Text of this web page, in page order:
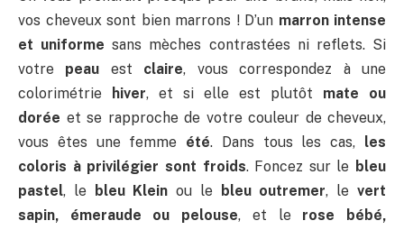
vos cheveux sont bien marrons ! D’un marron intense
et uniforme sans mèches contrastées ni reflets. Si
votre peau est claire, vous correspondez à une
colorimétrie
hiver, et si elle est plutôt mate ou
dorée et se rapproche de votre couleur de cheveux,
vous êtes une femme été. Dans tous les cas, les
coloris à privilégier sont froids. Foncez sur le bleu
pastel, le bleu Klein ou le bleu outremer, levert
sapin, émeraude ou pelouse, et le rose bébé,